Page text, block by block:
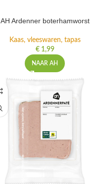
AH Ardenner boterhamworst
Kaas, vleeswaren, tapas
€1,99
NAAR AH